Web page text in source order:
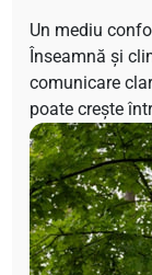
Un mediu
Înseamnă și
comunicare
poate crește